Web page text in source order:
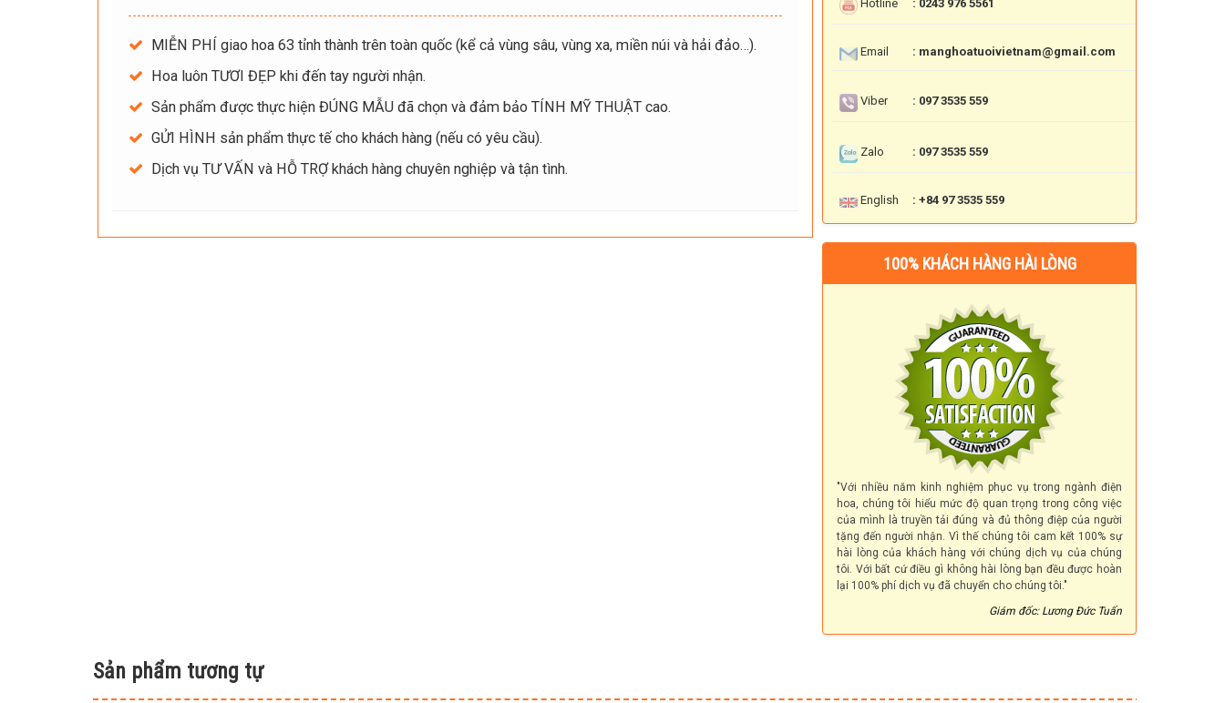
MIỄN PHÍ giao hoa 63 tỉnh thành trên toàn quốc (kể cả vùng sâu, vùng xa, miền núi và hải đảo…).
Hoa luôn TƯƠI ĐẸP khi đến tay người nhận.
Sản phẩm được thực hiện ĐÚNG MẪU đã chọn và đảm bảo TÍNH MỸ THUẬT cao.
GỬI HÌNH sản phẩm thực tế cho khách hàng (nếu có yêu cầu).
Dịch vụ TƯ VẤN và HỖ TRỢ khách hàng chuyên nghiệp và tận tình.
Hotline : 0243 976 5561
Email : manghoatuoivietnam@gmail.com
Viber : 097 3535 559
Zalo : 097 3535 559
English : +84 97 3535 559
100% KHÁCH HÀNG HÀI LÒNG
"Với nhiều năm kinh nghiệm phục vụ trong ngành điện
hoa, chúng tôi hiểu mức độ quan trọng trong công việc
của mình là truyền tải đúng và đủ thông điệp của người
tặng đến người nhận. Vì thế chúng tôi cam kết 100% sự
hài lòng của khách hàng với chúng dịch vụ của chúng
tôi. Với bất cứ điều gì không hài lòng bạn đều được hoàn
lại 100% phí dịch vụ đã chuyển cho chúng tôi."
Giám đốc: Lương Đức Tuấn
Sản phẩm tương tự